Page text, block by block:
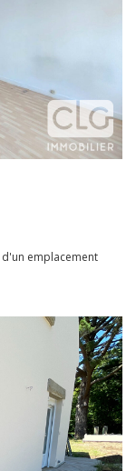
emplacement